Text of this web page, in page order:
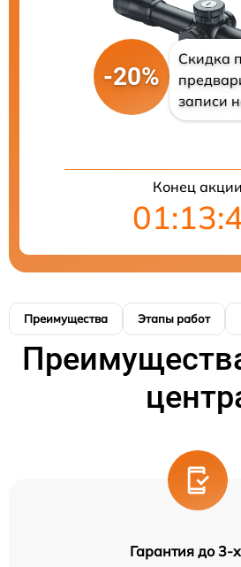
-20%
Скидка
записи
Конец акции
Преимущества Этапы работ
Гарантия до 3-